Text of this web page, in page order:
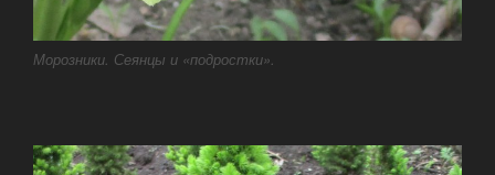
Морозники. Сеянцы и «подростки».